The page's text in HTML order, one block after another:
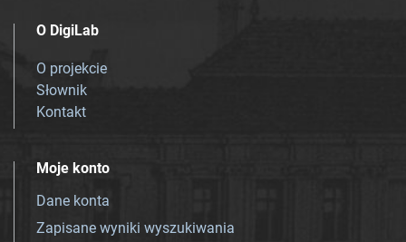
O DigiLab
O projekcie
Słownik
Kontakt
Moje konto
Dane konta
Zapisane wyniki wyszukiwania